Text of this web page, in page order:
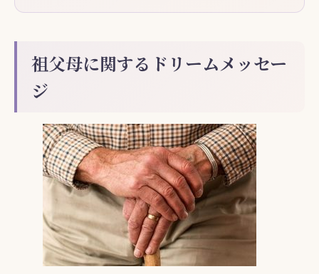
祖父母に関するドリームメッセー
ジ